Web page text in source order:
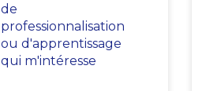
de
professionnalisation
ou d'apprentissage
qui m'intéresse